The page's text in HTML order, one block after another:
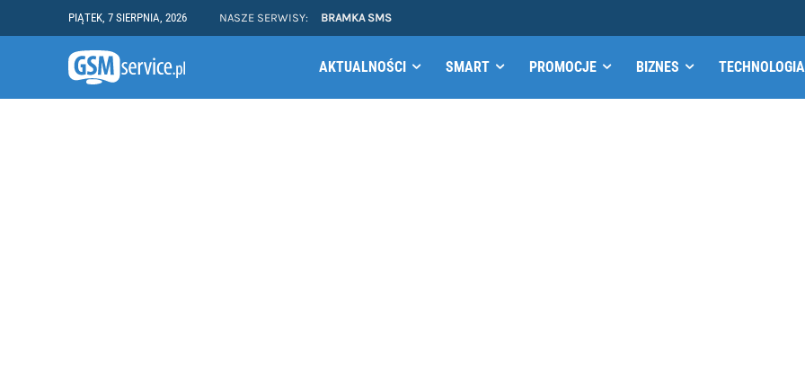
PIĄTEK, 7 SIERPNIA, 2026 NASZE SERWISY: BRAMKA SMS
AKTUALNOŚCI SMART PROMOCJE BIZNES